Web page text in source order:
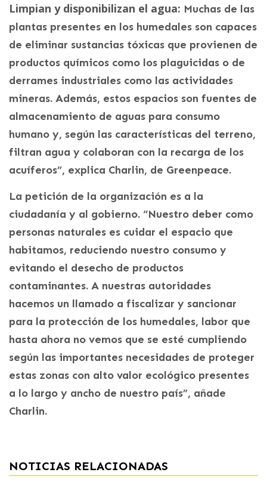
Limpian y disponibilizan el agua: Muchas de las
plantas presentes en los humedales son capaces
de eliminar sustancias tóxicas que provienen de
productos químicos como los plaguicidas o de
derrames industriales como las actividades
mineras. Además, estos espacios son fuentes de
almacenamiento de aguas para consumo
humano y, según las características del terreno,
filtran agua y colaboran con la recarga de los
acuíferos”, explica Charlin, de Greenpeace.
La petición de la organización es a la
ciudadanía y al gobierno. “Nuestro deber como
personas naturales es cuidar el espacio que
habitamos, reduciendo nuestro consumo y
evitando el desecho de productos
contaminantes. A nuestras autoridades
hacemos un llamado a fiscalizar y sancionar
para la protección de los humedales, labor que
hasta ahora no vemos que se esté cumpliendo
según las importantes necesidades de proteger
estas zonas con alto valor ecológico presentes
a lo largo y ancho de nuestro país”, añade
Charlin.
NOTICIAS RELACIONADAS